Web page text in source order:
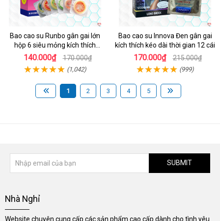
Bao cao su Runbo gân gai lớn
hộp 6 siêu mỏng kích thích
mạnh
140.000₫ 170.000₫
(1,042)
Bao cao su Innova Đen gân gai
kích thích kéo dài thời gian 12 cái
170.000₫ 215.000₫
(999)
1 2 3 4 5
SUBMIT
Nhà Nghỉ
Website chuyên cung cấp các sản phẩm cao cấp dành cho tình yêu